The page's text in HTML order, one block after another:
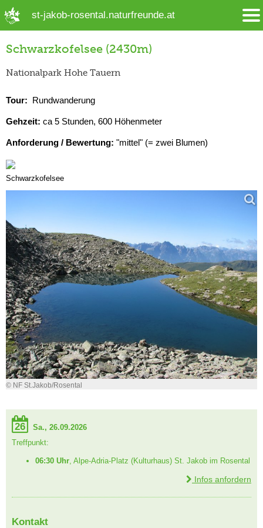
st-jakob-rosental.naturfreunde.at
Schwarzkofelsee (2430m)
Nationalpark Hohe Tauern
Tour: Rundwanderung
Gehzeit: ca 5 Stunden, 600 Höhenmeter
Anforderung / Bewertung: "mittel" (= zwei Blumen)
Schwarzkofelsee
© NF St.Jakob/Rosental
26
Sa., 26.09.2026
Treffpunkt:
06:30 Uhr , Alpe-Adria-Platz (Kulturhaus) St. Jakob im Rosental
Infos anfordern
Kontakt